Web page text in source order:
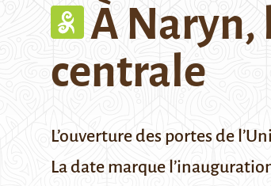
À Naryn,
centrale
L’ouverture des portes de
La date marque